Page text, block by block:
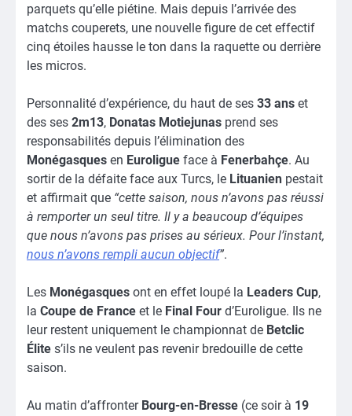
parquets qu’elle piétine. Mais depuis l’arrivée des
matchs couperets, une nouvelle figure de cet effectif
cinq étoiles hausse le ton dans la raquette ou derrière
les micros.
Personnalité d’expérience, du haut de ses 33 ans et
des ses 2m13, Donatas Motiejunas prend ses
responsabilités depuis l’élimination des
Monégasques en Euroligue face à Fenerbahçe. Au
sortir de la défaite face aux Turcs, le Lituanien pestait
et affirmait que “cette saison, nous n’avons pas réussi
à remporter un seul titre. Il y a beaucoup d’équipes
que nous n’avons pas prises au sérieux. Pour l’instant,
nous n’avons rempli aucun objectif”.
Les Monégasques ont en effet loupé la Leaders Cup,
la Coupe de France et le Final Four d’Euroligue. Ils ne
leur restent uniquement le championnat de Betclic
Élite s’ils ne veulent pas revenir bredouille de cette
saison.
Au matin d’affronter Bourg-en-Bresse (ce soir à 19